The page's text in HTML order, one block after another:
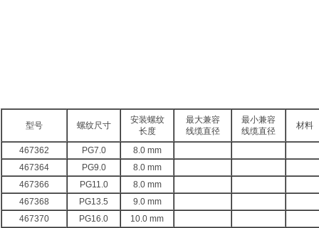
型号 螺纹尺寸
安装螺纹
长度
最大兼容
线缆直径
最小兼容
线缆直径
材料
467362 PG7.0
8.0 mm
467364
PG9.0
8.0 mm
467366
PG11.0
8.0 mm
467368
PG13.5
9.0 mm
467370
PG16.0
10.0 mm